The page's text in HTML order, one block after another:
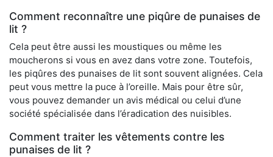
Comment reconnaître une piqûre de punaises de
lit ?
Cela peut être aussi les moustiques ou même les
moucherons si vous en avez dans votre zone. Toutefois,
les piqûres des punaises de lit sont souvent alignées. Cela
peut vous mettre la puce à l’oreille. Mais pour être sûr,
vous pouvez demander un avis médical ou celui d’une
société spécialisée dans l’éradication des nuisibles.
Comment traiter les vêtements contre les
punaises de lit ?